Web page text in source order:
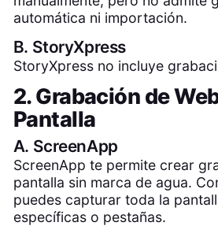
automática ni importación.
B. StoryXpress
StoryXpress no incluye
2. Grabación de
Pantalla
A. ScreenApp
ScreenApp te permite crear
pantalla sin marca de agua.
puedes capturar toda la
específicas o pestañas.